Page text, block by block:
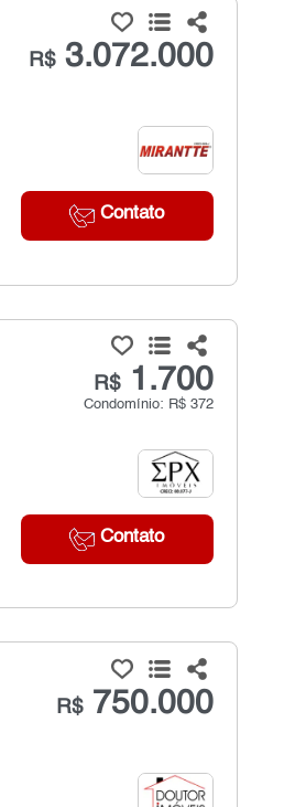
R$3.072.000
Contato
R$1.700
Condomínio: R$ 372
Contato
R$750.000